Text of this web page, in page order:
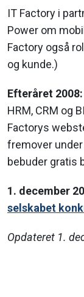
IT Factory i
Power om
Factory også
og kunde.)
Efteråret 2008:
HRM, CRM og
Factorys
fremover
bebuder gratis
1. december
selskabet
Opdateret 1.